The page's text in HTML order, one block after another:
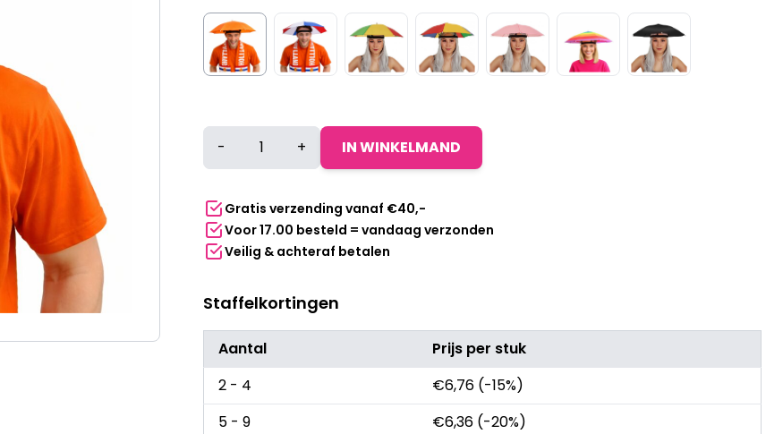
Hoofd
Oranje
aantal
- + IN WINKELMAND
Gratis verzending vanaf €40,-
Voor 17.00 besteld = vandaag verzonden
Veilig & achteraf betalen
Staffelkortingen
Aantal
Prijs per stuk
2 - 4
€6,76 (-15%)
5 - 9
€6,36 (-20%)